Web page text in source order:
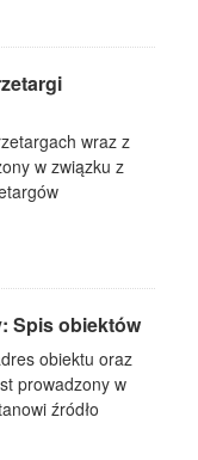
wraz z
w związku z
Spis obiektów
obiektu oraz
prowadzony w
źródło